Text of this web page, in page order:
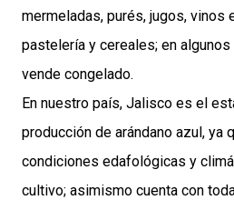
mermeladas, purés, jugos, vinos
pastelería y cereales; en
vende congelado.
En nuestro país, Jalisco es el
producción de arándano azul, ya
condiciones edafológicas y
cultivo; asimismo cuenta con